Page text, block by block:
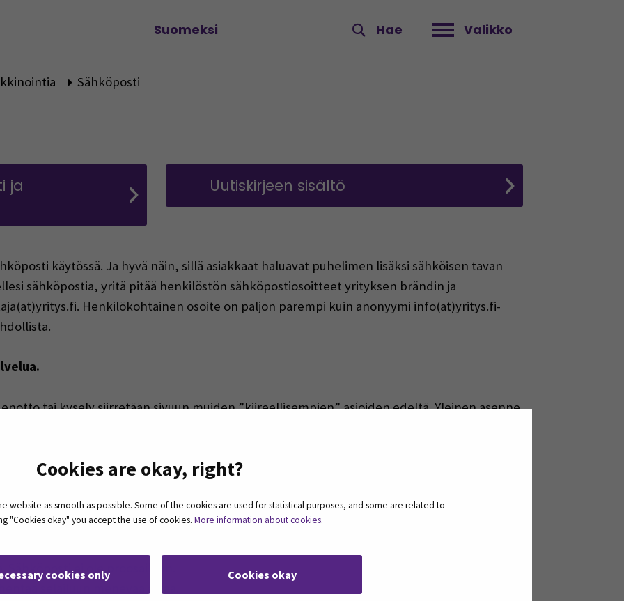
Cookies are okay, right?
website as smooth as possible. Some of the cookies are used for statistical purposes, and some are related to
"Cookies okay" you accept the use of cookies. More information about cookies.
cookies only Cookies okay
Vaihda kieltä
Suomeksi Hae Valikko
Avaa valikko
Sähköposti
ja
Uutiskirjeen sisältö
käytössä. Ja hyvä näin, sillä asiakkaat haluavat puhelimen lisäksi sähköisen tavan
sähköpostia, yritä pitää henkilöstön sähköpostiosoitteet yrityksen brändin ja
Henkilökohtainen osoite on paljon parempi kuin anonyymi info(at)yritys.fi-
tai kysely siirretään sivuun muiden ”kiireellisempien” asioiden edeltä. Yleinen asenne
Lyhytkin viesti on hyvä: ”Asia selvä.” vahvistaa sen, että olet saanut viestin ja sen, että
Sähköposti ei ole proosailuun.